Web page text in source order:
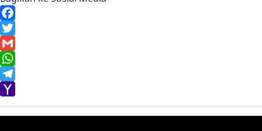
Facebook
Twitter
Gmail
WhatsApp
Telegram
Yahoo
Mail